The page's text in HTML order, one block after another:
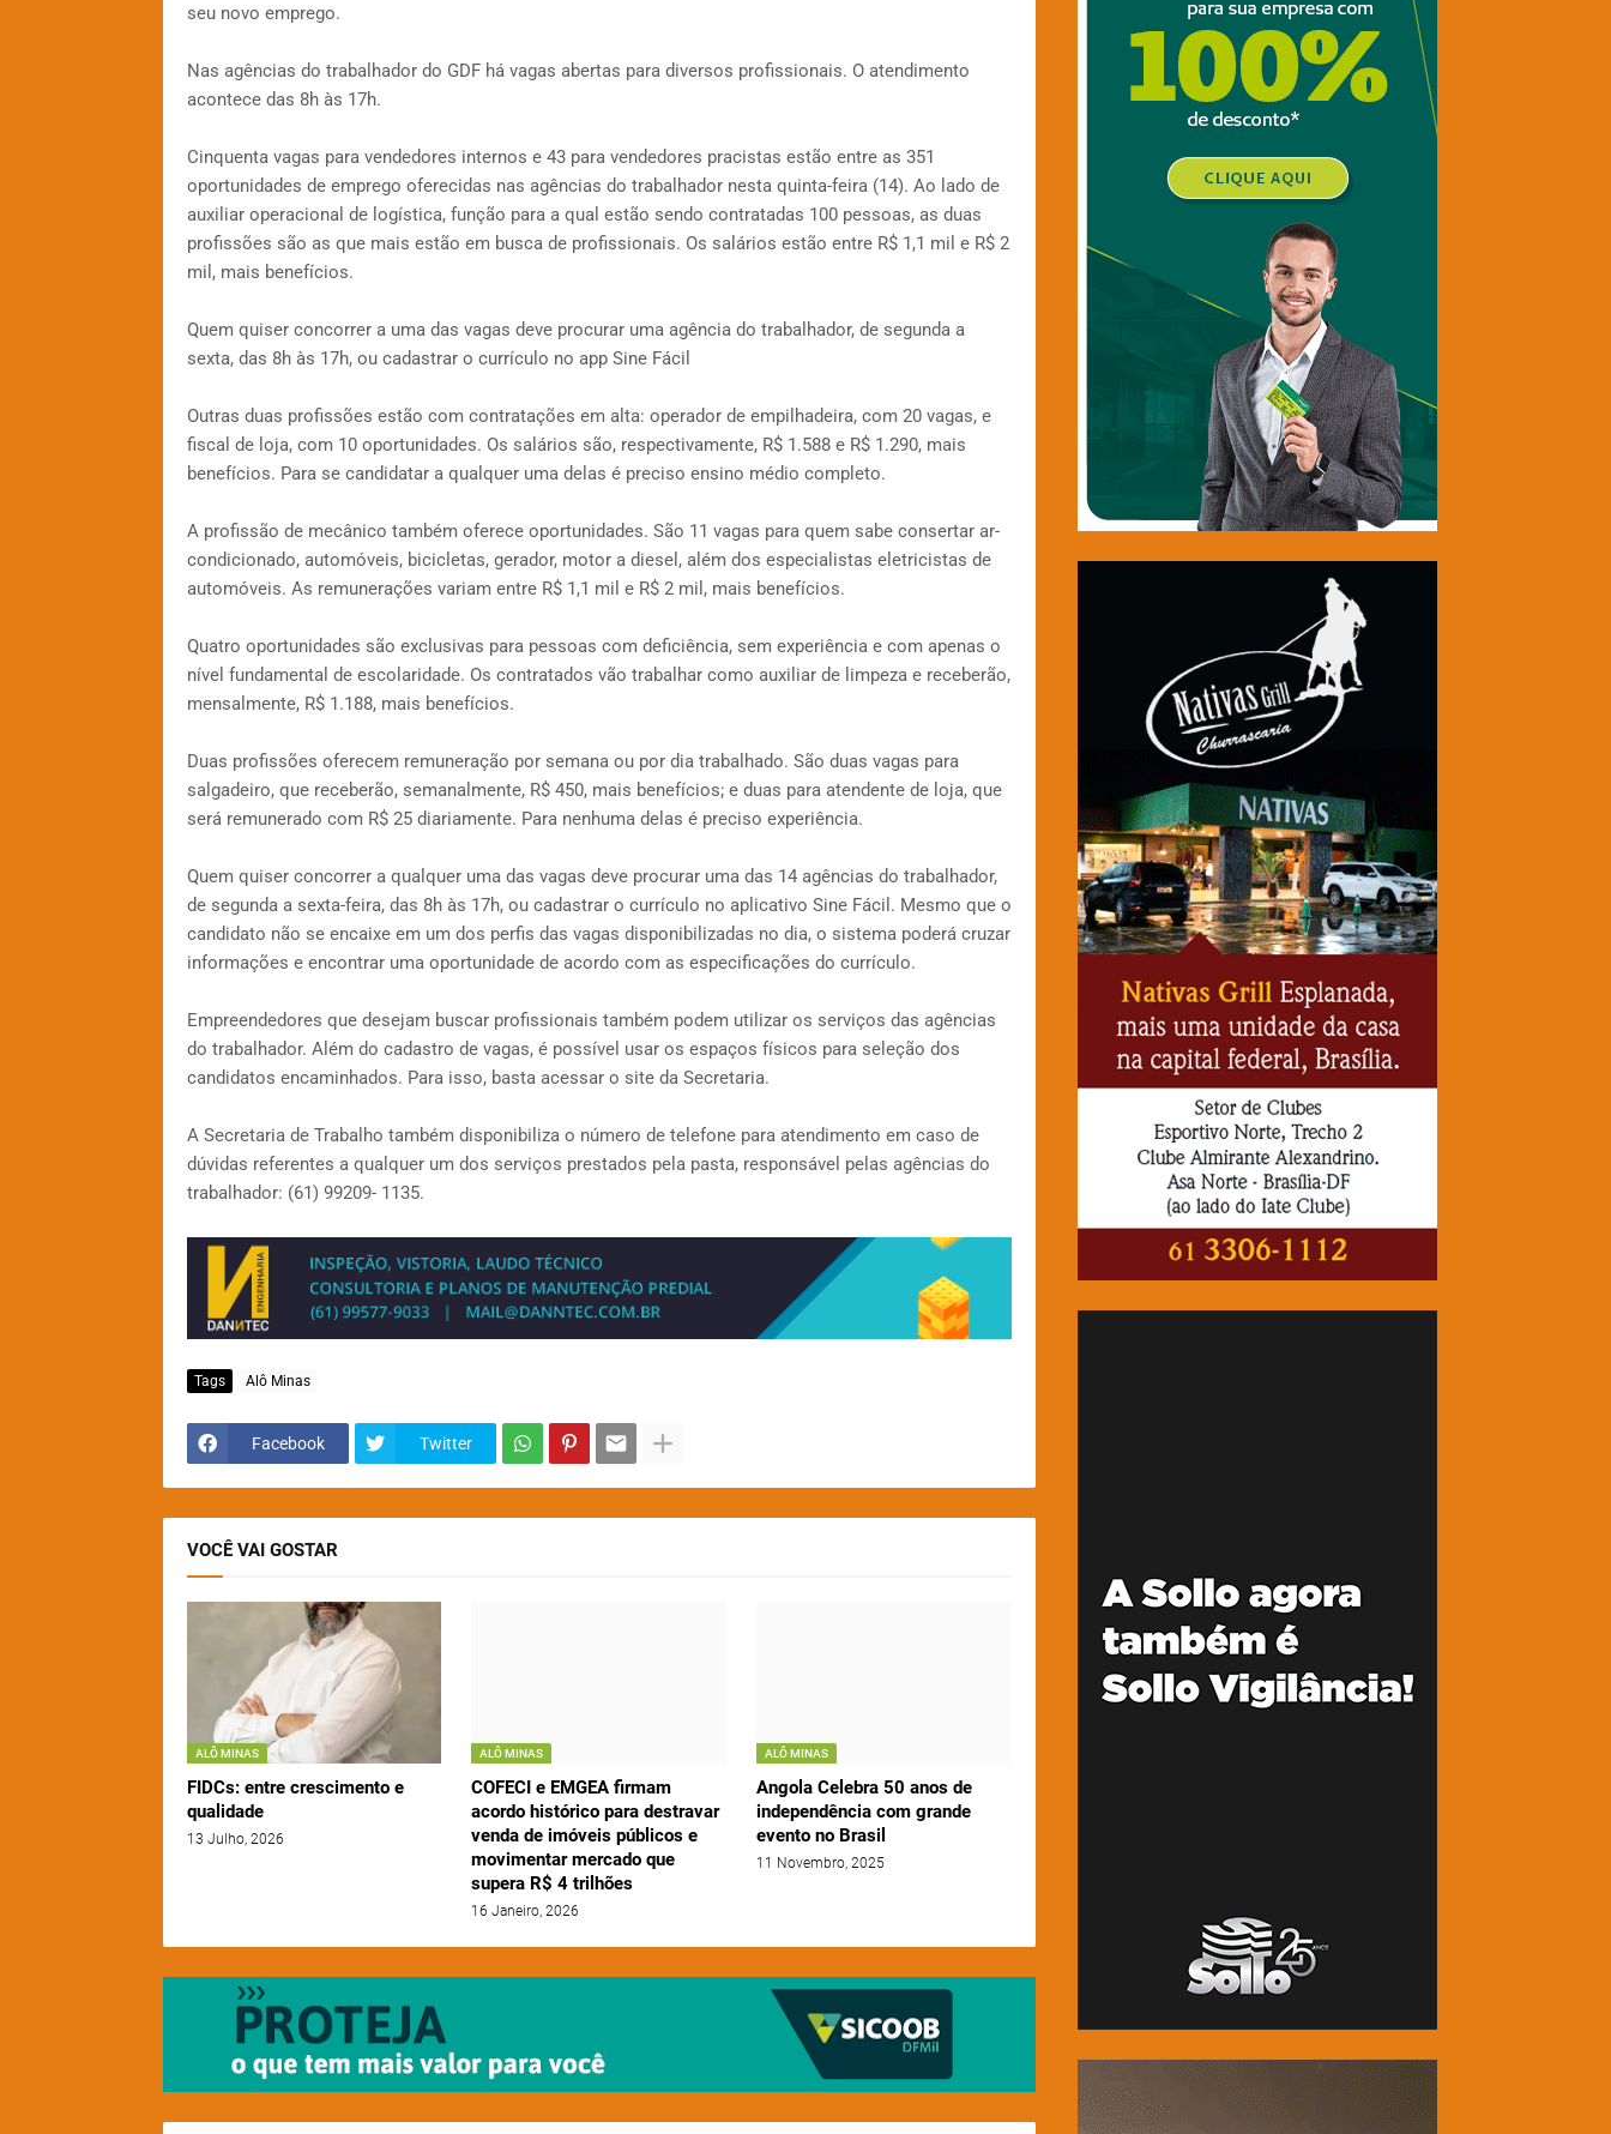
seu novo emprego.
Nas agências do trabalhador do GDF há vagas abertas para diversos profissionais. O atendimento
acontece das 8h às 17h.
Cinquenta vagas para vendedores internos e 43 para vendedores pracistas estão entre as 351
oportunidades de emprego oferecidas nas agências do trabalhador nesta quinta-feira (14). Ao lado de
auxiliar operacional de logística, função para a qual estão sendo contratadas 100 pessoas, as duas
profissões são as que mais estão em busca de profissionais. Os salários estão entre R$ 1,1 mil e R$ 2
mil, mais benefícios.
Quem quiser concorrer a uma das vagas deve procurar uma agência do trabalhador, de segunda a
sexta, das 8h às 17h, ou cadastrar o currículo no app Sine Fácil
Outras duas profissões estão com contratações em alta: operador de empilhadeira, com 20 vagas, e
fiscal de loja, com 10 oportunidades. Os salários são, respectivamente, R$ 1.588 e R$ 1.290, mais
benefícios. Para se candidatar a qualquer uma delas é preciso ensino médio completo.
A profissão de mecânico também oferece oportunidades. São 11 vagas para quem sabe consertar ar-
condicionado, automóveis, bicicletas, gerador, motor a diesel, além dos especialistas eletricistas de
automóveis. As remunerações variam entre R$ 1,1 mil e R$ 2 mil, mais benefícios.
Quatro oportunidades são exclusivas para pessoas com deficiência, sem experiência e com apenas o
nível fundamental de escolaridade. Os contratados vão trabalhar como auxiliar de limpeza e receberão,
mensalmente, R$ 1.188, mais benefícios.
Duas profissões oferecem remuneração por semana ou por dia trabalhado. São duas vagas para
salgadeiro, que receberão, semanalmente, R$ 450, mais benefícios; e duas para atendente de loja, que
será remunerado com R$ 25 diariamente. Para nenhuma delas é preciso experiência.
Quem quiser concorrer a qualquer uma das vagas deve procurar uma das 14 agências do trabalhador,
de segunda a sexta-feira, das 8h às 17h, ou cadastrar o currículo no aplicativo Sine Fácil. Mesmo que o
candidato não se encaixe em um dos perfis das vagas disponibilizadas no dia, o sistema poderá cruzar
informações e encontrar uma oportunidade de acordo com as especificações do currículo.
Empreendedores que desejam buscar profissionais também podem utilizar os serviços das agências
do trabalhador. Além do cadastro de vagas, é possível usar os espaços físicos para seleção dos
candidatos encaminhados. Para isso, basta acessar o site da Secretaria.
A Secretaria de Trabalho também disponibiliza o número de telefone para atendimento em caso de
dúvidas referentes a qualquer um dos serviços prestados pela pasta, responsável pelas agências do
trabalhador: (61) 99209- 1135.
Tags Alô Minas
Facebook Twitter
VOCÊ VAI GOSTAR
ALÔ MINAS
FIDCs: entre crescimento e
qualidade
13 Julho, 2026
ALÔ MINAS
COFECI e EMGEA firmam
acordo histórico para destravar
venda de imóveis públicos e
movimentar mercado que
supera R$ 4 trilhões
16 Janeiro, 2026
ALÔ MINAS
Angola Celebra 50 anos de
independência com grande
evento no Brasil
11 Novembro, 2025